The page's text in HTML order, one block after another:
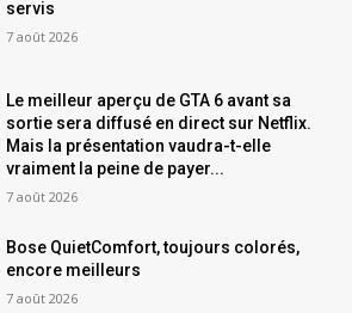
servis
7 août 2026
Le meilleur aperçu de GTA 6 avant sa
sortie sera diffusé en direct sur Netflix.
Mais la présentation vaudra-t-elle
vraiment la peine de payer...
7 août 2026
Bose QuietComfort, toujours colorés,
encore meilleurs
7 août 2026